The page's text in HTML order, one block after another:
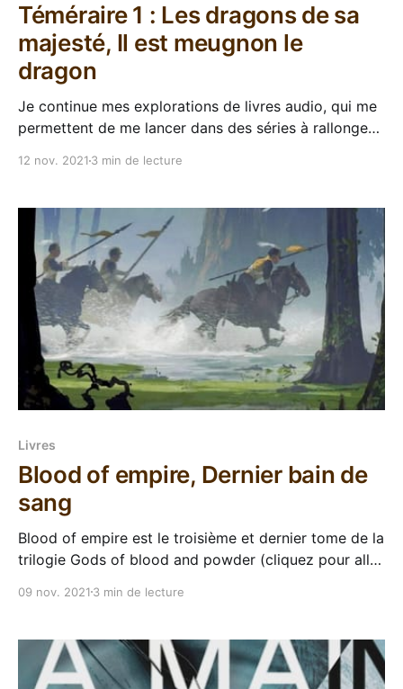
Téméraire 1 : Les dragons de sa
majesté, Il est meugnon le
dragon
Je continue mes explorations de livres audio, qui me
permettent de me lancer dans des séries à rallonge
mal de fois à mes oreilles, donc
12 nov. 2021 3 min de lecture
Livres
Blood of empire, Dernier bain de
sang
Blood of empire est le troisième et dernier tome de la
trilogie Gods of blood and powder (cliquez pour aller
empire est le dernier roman paru à ce jour dans
09 nov. 2021 3 min de lecture